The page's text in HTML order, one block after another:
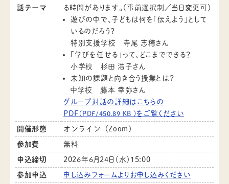
話テーマ
る時間があります。（事前選択制／当日変更可）
遊びの中で、子どもは何を「伝えよう」として
いるのだろう？
特別支援学校 寺尾 志穂さん
「学びを任せる」って、どこまでできる？
小学校 杉田 浩子さん
未知の課題と向き合う授業とは？
中学校 藤本 幸弥さん
グループ対話の詳細はこちらの
PDF （PDF/450.89 KB ）をご覧ください
開催形態 オンライン（Zoom）
参加費 無料
申込締切 2026年6月24日（水）15:00
参加申込 申し込みフォームよりお申し込みください